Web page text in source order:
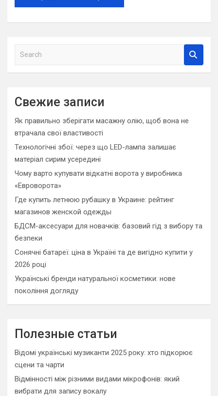
a
c
Свежие записи
Як правильно зберігати масажну олію, щоб вона не
втрачала свої властивості
Технологічні збої: через що LED-лампа залишає
матеріал сирим усередині
Чому варто купувати відкатні ворота у виробника
«Евроворота»
Где купить летнюю рубашку в Украине: рейтинг
магазинов женской одежды
БДСМ-аксесуари для новачків: базовий гід з вибору та
безпеки
Сонячні батареї: ціна в Україні та де вигідно купити у
2026 році
Українські бренди натуральної косметики: нове
покоління догляду
Полезные статьи
Відомі українські музиканти 2025 року: хто підкорює
сцени та чарти
Відмінності між різними видами мікрофонів: який
вибрати для запису вокалу